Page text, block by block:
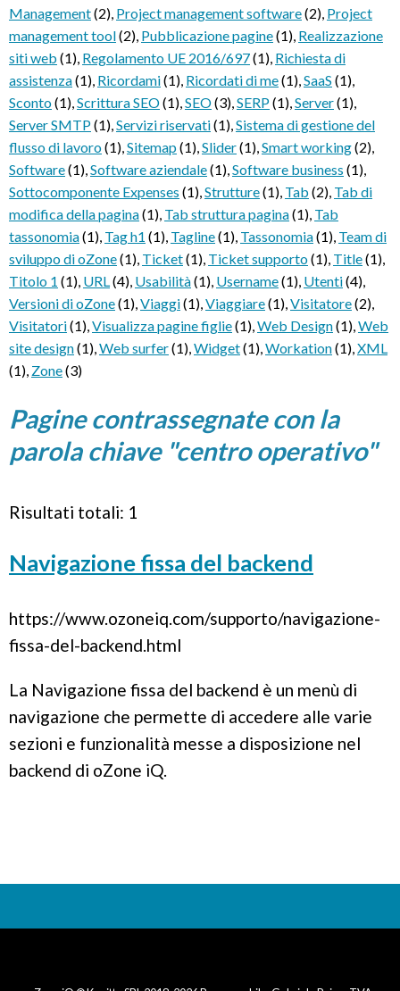
Management(2), Project management software(2), Project
management tool(2), Pubblicazione pagine(1), Realizzazione
siti web (1), Regolamento UE 2016/697(1), Richiesta di
assistenza(1), Ricordami(1), Ricordati di me(1),SaaS (1),
Sconto(1),Scrittura SEO(1),SEO(3),SERP(1),Server(1),
Server SMTP(1),Servizi riservati(1),Sistema di gestione del
flusso di lavoro(1),Sitemap(1),Slider(1),Smart working(2),
Software(1),Software aziendale(1),Software business (1),
Sottocomponente Expenses (1),Strutture(1), Tab (2), Tab di
modifica della pagina(1), Tab struttura pagina(1), Tab
tassonomia(1), Tag h1 (1), Tagline(1), Tassonomia(1), Team di
sviluppo di oZone(1), Ticket(1), Ticket supporto(1), Title(1),
Titolo 1 (1), URL(4), Usabilità(1), Username(1), Utenti(4),
Versioni di oZone(1),Viaggi(1),Viaggiare(1),Visitatore(2),
Visitatori(1),Visualizza pagine figlie(1),Web Design(1),Web
site design(1),Web surfer(1),Widget(1),Workation(1),XML
(1), Zone(3)
Pagine contrassegnate con la
parola chiave "centro operativo"
Risultati totali: 1
Navigazione fissa del backend
https://www.ozoneiq.com/supporto/navigazione-
fissa-del-backend.html
La Navigazione fissa del backend è un menù di
navigazione che permette di accedere alle varie
sezioni e funzionalità messe a disposizione nel
backend di oZone iQ.